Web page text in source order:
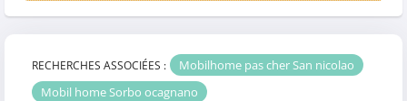
RECHERCHES ASSOCIÉES :
Mobilhome pas cher San nicolao
Mobil home Sorbo ocagnano